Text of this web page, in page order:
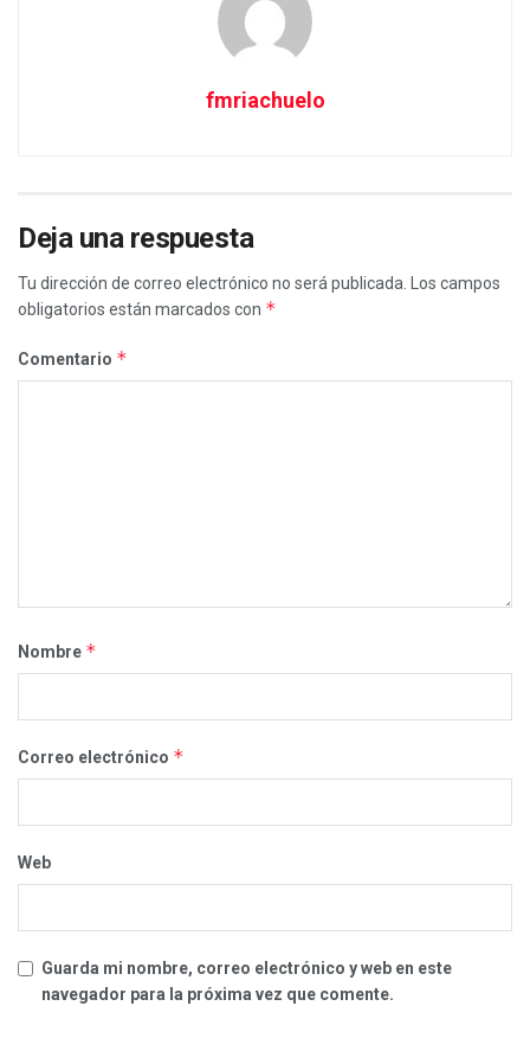
fmriachuelo
Deja una respuesta
Tu dirección de correo electrónico no será publicada.
Los campos
obligatorios están marcados con *
Comentario *
Nombre *
Correo electrónico *
Web
Guarda mi nombre, correo electrónico y web en este
navegador para la próxima vez que comente.